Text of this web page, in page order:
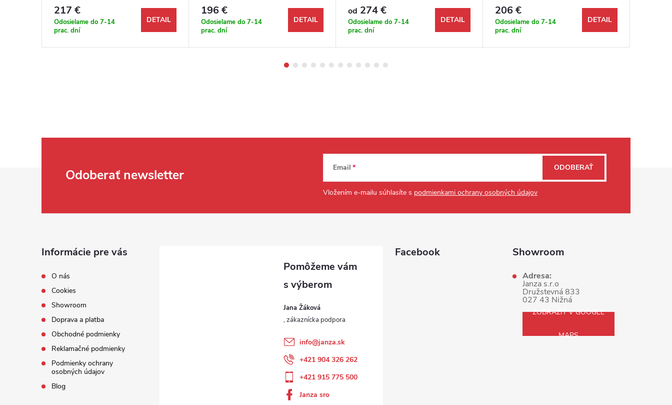
217 €
Odosielame do 7-14
prac. dní
DETAIL
196 €
Odosielame do 7-14
prac. dní
DETAIL
od 274 €
Odosielame do 7-14
prac. dní
DETAIL
206 €
Odosielame do 7-14
prac. dní
DETAIL
Odoberať newsletter Email
Vložením e-mailu súhlasíte s podmienkami ochrany osobných údajov
ODOBERAŤ
Informácie pre vás
O nás
Cookies
Showroom
Doprava a platba
Obchodné podmienky
Reklamačné podmienky
Podmienky ochrany
osobných údajov
Blog
Jana Žáková
info@janza.sk
+421 904 326 262
+421 915 775 500
Janza sro
Facebook Showroom
Adresa:
Janza s.r.o
Družstevná 833
027 43 Nižná
ZOBRAZIŤ V GOOGLE
MAPS